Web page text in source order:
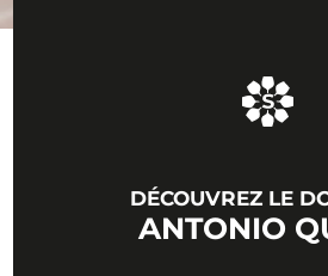
DÉCOUVREZ LE
ANTONIO